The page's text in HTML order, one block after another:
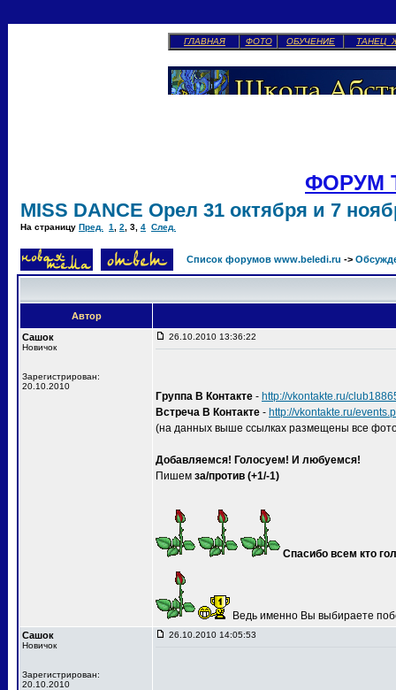
ГЛАВНАЯ ФОТО ОБУЧЕНИЕ ТАНЕЦ
ФОРУМ
MISS DANCE Орел 31 октября и 7
На страницу Пред. 1 2 3 4 След.
Список форумов www.beledi.ru ->
Автор
Сашок
Новичок
Зарегистрирован:
20.10.2010
26.10.2010 13:36:22
Группа В Контакте - http://vkontakte.ru/
Встреча В Контакте - http://vkontakte.ru/
(на данных выше ссылках размещены все
Добавляемся! Голосуем! И любуемся!
Пишем за/против (+1/-1)
Спасибо всем кто
Ведь именно Вы выбираете
Сашок
Новичок
Зарегистрирован:
20.10.2010
26.10.2010 14:05:53